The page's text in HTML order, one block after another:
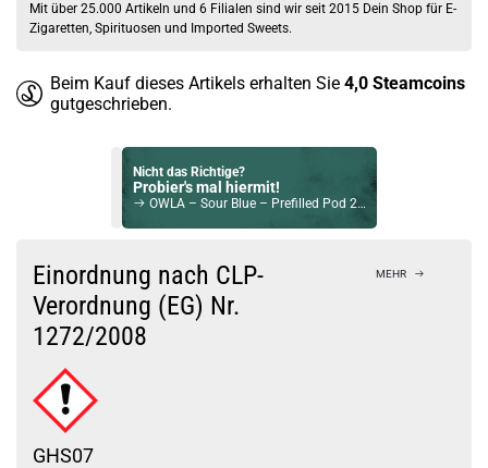
Mit über 25.000 Artikeln und 6 Filialen sind wir seit 2015 Dein Shop für E-
Zigaretten, Spirituosen und Imported Sweets.
Beim Kauf dieses Artikels erhalten Sie 4,0 Steamcoins
gutgeschrieben.
Nicht das Richtige?
Probier's mal hiermit!
OWLA – Sour Blue – Prefilled Pod 2er Pack 10mg
Check das mal!
Blue daCapo Liquid by Erste Sahne 0mg / 10ml
Du willst Kröten sparen?
Schau mal hier!
Einordnung nach CLP-
Verordnung (EG) Nr.
1272/2008
MEHR
GHS07